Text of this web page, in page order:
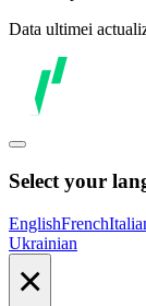
Data ultimei
Select your
EnglishFrench
Ukrainian
×